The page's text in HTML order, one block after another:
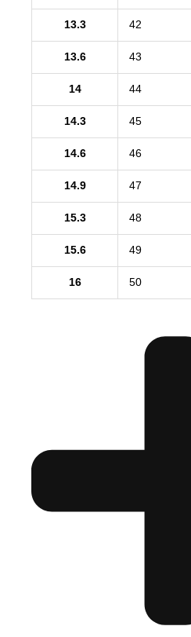
13.3 42
13.6 43
14 44
14.3 45
14.6 46
14.9 47
15.3 48
15.6 49
16 50